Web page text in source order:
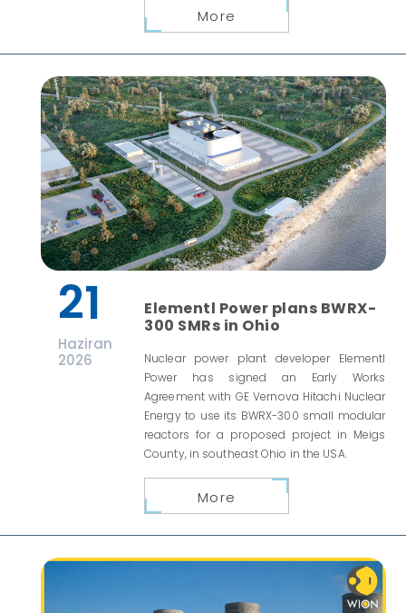
More
21
Haziran
2026
Elementl Power plans BWRX-
300 SMRs in Ohio
Nuclear power plant developer Elementl
Power has signed an Early Works
Agreement with GE Vernova Hitachi Nuclear
Energy to use its BWRX-300 small modular
reactors for a proposed project in Meigs
County, in southeast Ohio in the USA.
More